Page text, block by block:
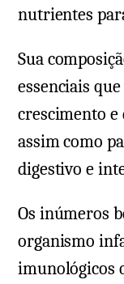
nutrientes
Sua
essenciais
crescimento e
assim como
digestivo e
Os inúmeros
organismo
imunológicos